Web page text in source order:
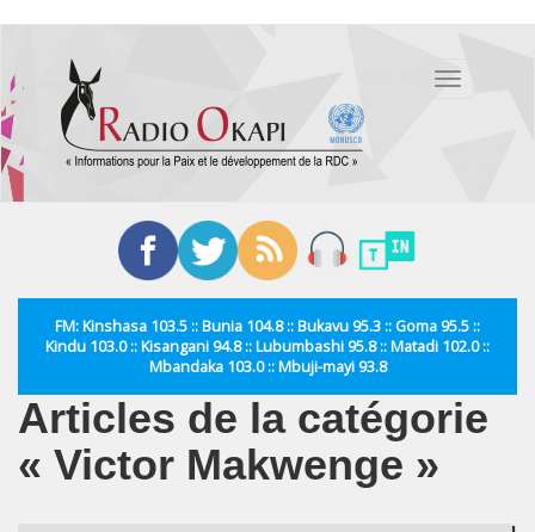
contenu
principal
Toggle
FM: Kinshasa 103.5 :: Bunia 104.8 :: Bukavu 95.3 :: Goma 95.5 ::
Kindu 103.0 :: Kisangani 94.8 :: Lubumbashi 95.8 :: Matadi 102.0 ::
Mbandaka 103.0 :: Mbuji-mayi 93.8
Articles de la catégorie
« Victor Makwenge »